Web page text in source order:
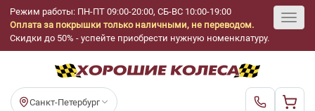
Режим работы: ПН-ПТ 09:00-20:00, СБ-ВС 10:00-19:00
Оплата за покрышки только наличными, не переводом.
Скидки до 50% - успейте приобрести нужную номенклатуру.
Санкт-Петербург